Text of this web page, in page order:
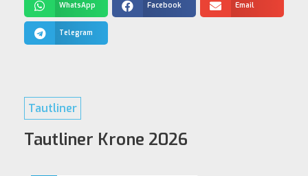
WhatsApp Facebook Email
Telegram
Tautliner
Tautliner Krone 2026